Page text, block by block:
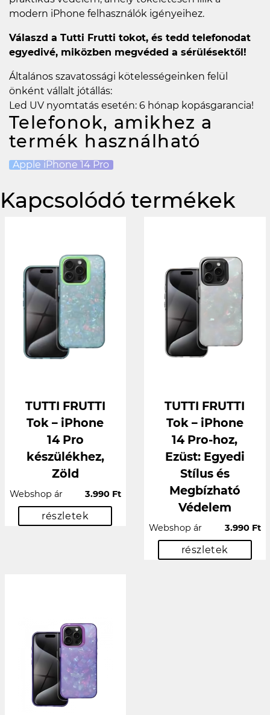
modern iPhone felhasználók igényeihez.
Válaszd a Tutti Frutti tokot, és tedd telefonodat
egyedivé, miközben megvéded a sérülésektől!
Általános szavatossági kötelességeinken felül
önként vállalt jótállás:
Led UV nyomtatás esetén: 6 hónap kopásgarancia!
Telefonok, amikhez a
termék használható
Apple iPhone 14 Pro
Kapcsolódó termékek
TUTTI FRUTTI
Tok – iPhone
14 Pro
készülékhez,
Zöld
Webshop ár 3.990 Ft
részletek
TUTTI FRUTTI
Tok – iPhone
14 Pro-hoz,
Ezüst: Egyedi
Stílus és
Megbízható
Védelem
Webshop ár 3.990 Ft
részletek